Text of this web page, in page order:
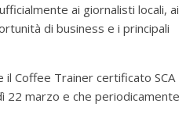
ai giornalisti locali, ai
di business e i principali
Coffee Trainer certificato SCA
22 marzo e che periodicamente